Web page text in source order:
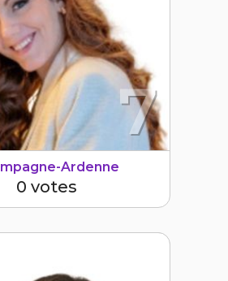
7
Ardenne
0 votes